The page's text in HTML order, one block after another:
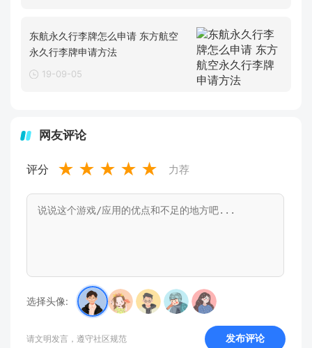
东航永久行李牌怎么申请 东方航空
永久行李牌申请方法
19-09-05
网友评论
评分 ★ ★ ★ ★ ★ 力荐
选择头像:
请文明发言，遵守社区规范 发布评论